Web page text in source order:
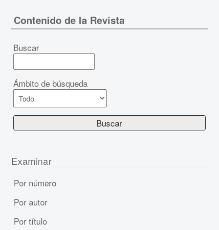
Contenido de la Revista
Buscar
Ámbito de búsqueda
Examinar
Por número
Por autor
Por título